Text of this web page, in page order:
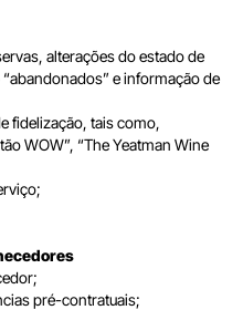
alterações do estado de
e informação de
fidelização, tais como,
WOW”, “The Yeatman Wine
pré-contratuais;